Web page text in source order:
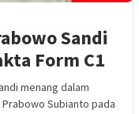
Sandi
Form C1
menang dalam
Subianto pada